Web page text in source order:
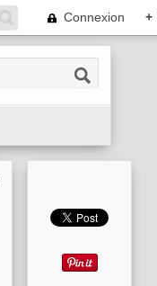
Connexion +